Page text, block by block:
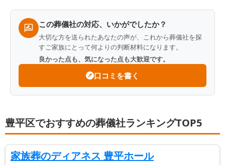
この葬儀社の対応、いかがでしたか？
大切な方を送られたあなたの声が、これから葬儀社を探
すご家族にとって何よりの判断材料になります。
良かった点も、気になった点も大歓迎です。
口コミを書く
豊平区でおすすめの葬儀社ランキングTOP5
家族葬のディアネス 豊平ホール